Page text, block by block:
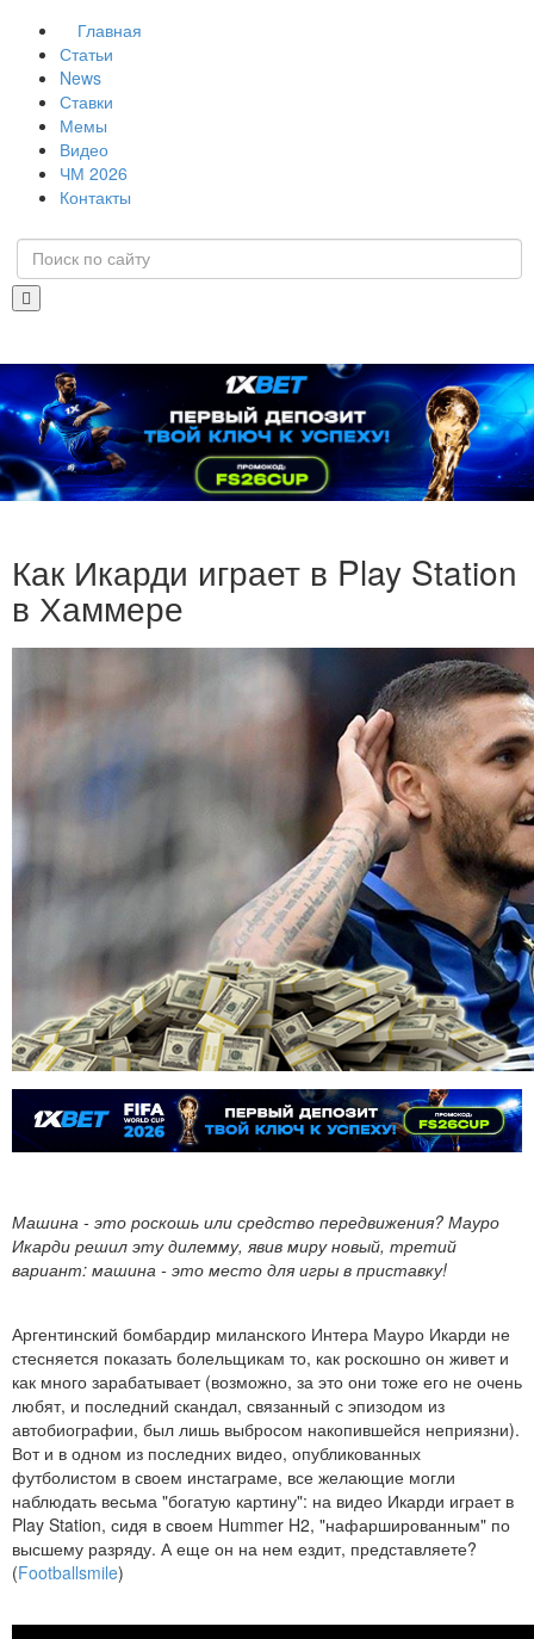
Главная
Статьи
News
Ставки
Мемы
Видео
ЧМ 2026
Контакты
Как Икарди играет в Play Station
в Хаммере
Машина - это роскошь или средство передвижения? Мауро
Икарди решил эту дилемму, явив миру новый, третий
вариант: машина - это место для игры в приставку!
Аргентинский бомбардир миланского Интера Мауро Икарди не
стесняется показать болельщикам то, как роскошно он живет и
как много зарабатывает (возможно, за это они тоже его не очень
любят, и последний скандал, связанный с эпизодом из
автобиографии, был лишь выбросом накопившейся неприязни).
Вот и в одном из последних видео, опубликованных
футболистом в своем инстаграме, все желающие могли
наблюдать весьма "богатую картину": на видео Икарди играет в
Play Station, сидя в своем Hummer H2, "нафаршированным" по
высшему разряду. А еще он на нем ездит, представляете?
(Footballsmile)